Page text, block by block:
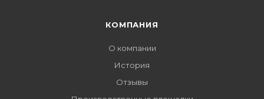
КОМПАНИЯ
О компании
История
Отзывы